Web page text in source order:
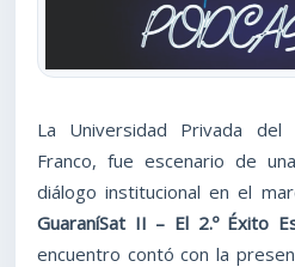
La Universidad Privada del
Franco, fue escenario de
diálogo institucional en el
GuaraníSat II – El 2.º Éxito
encuentro contó con la